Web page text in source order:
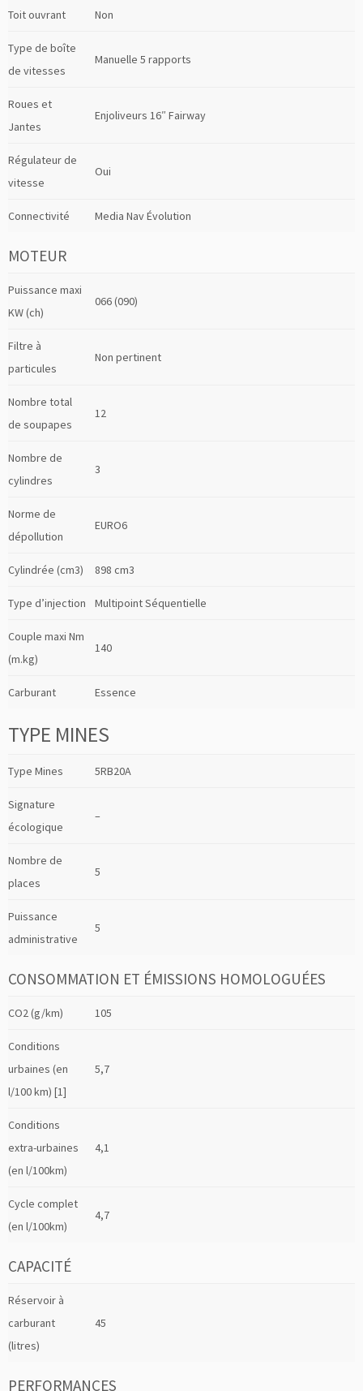
Toit ouvrant Non
Type de boîte
de vitesses
Manuelle 5 rapports
Roues et
Jantes
Enjoliveurs 16″ Fairway
Régulateur de
vitesse
Oui
Connectivité Media Nav Évolution
MOTEUR
Puissance maxi
KW (ch)
066 (090)
Filtre à
particules
Non pertinent
Nombre total
de soupapes
12
Nombre de
cylindres
3
Norme de
dépollution
EURO6
Cylindrée (cm3) 898 cm3
Type d’injection Multipoint Séquentielle
Couple maxi Nm
(m.kg)
140
Carburant Essence
TYPE MINES
Type Mines 5RB20A
Signature
écologique
–
Nombre de
places
5
Puissance
administrative
5
CONSOMMATION ET ÉMISSIONS HOMOLOGUÉES
CO2 (g/km) 105
Conditions
urbaines (en
l/100 km) [1]
5,7
Conditions
extra-urbaines
(en l/100km)
4,1
Cycle complet
(en l/100km)
4,7
CAPACITÉ
Réservoir à
carburant
(litres)
45
PERFORMANCES